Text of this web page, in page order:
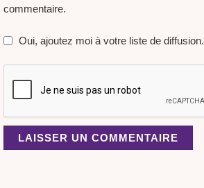
commentaire.
Oui, ajoutez moi à votre liste de diffusion.